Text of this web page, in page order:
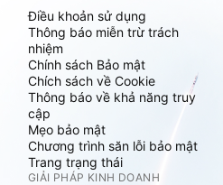
Điều khoản sử dụng
Thông báo miễn trừ trách
nhiệm
Chính sách Bảo mật
Chích sách về Cookie
Thông báo về khả năng truy
cập
Mẹo bảo mật
Chương trình săn lỗi bảo mật
Trang trạng thái
GIẢI PHÁP KINH DOANH